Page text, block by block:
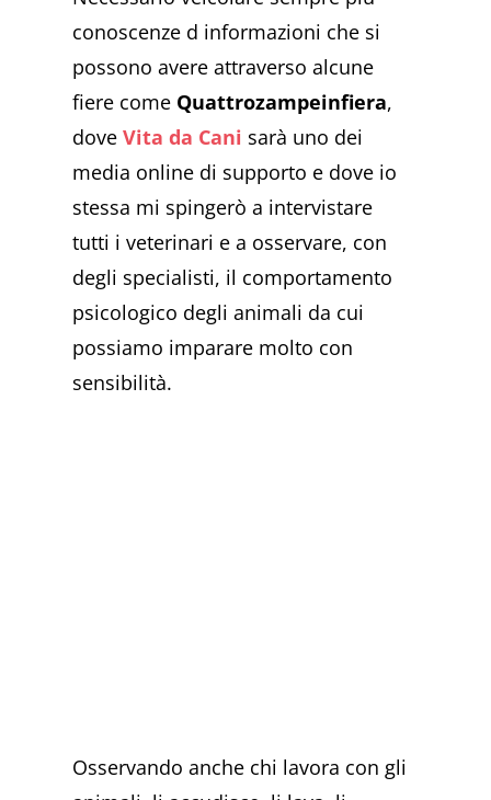
conoscenze d informazioni che si
possono avere attraverso alcune
fiere come Quattrozampeinfiera,
doveVita da Cani sarà uno dei
media online di supporto e dove io
stessa mi spingerò a intervistare
tutti i veterinari e a osservare, con
degli specialisti, il comportamento
psicologico degli animali da cui
possiamo imparare molto con
sensibilità.
Osservando anche chi lavora con gli